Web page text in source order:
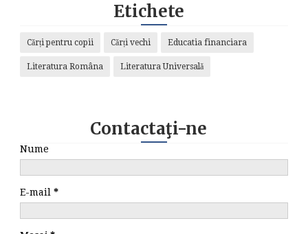
Etichete
Cărți pentru copii Cărți vechi Educatia financiara
Literatura Româna Literatura Universală
Contactaţi-ne
Nume
E-mail *